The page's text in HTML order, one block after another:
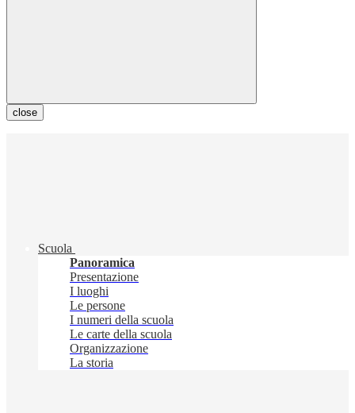
close
Scuola
Panoramica
Presentazione
I luoghi
Le persone
I numeri della scuola
Le carte della scuola
Organizzazione
La storia